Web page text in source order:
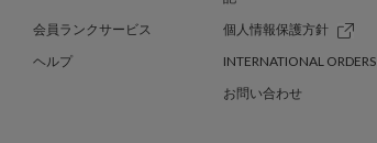
会員ランクサービス
個人情報保護方針
ヘルプ
INTERNATIONAL ORDERS
お問い合わせ